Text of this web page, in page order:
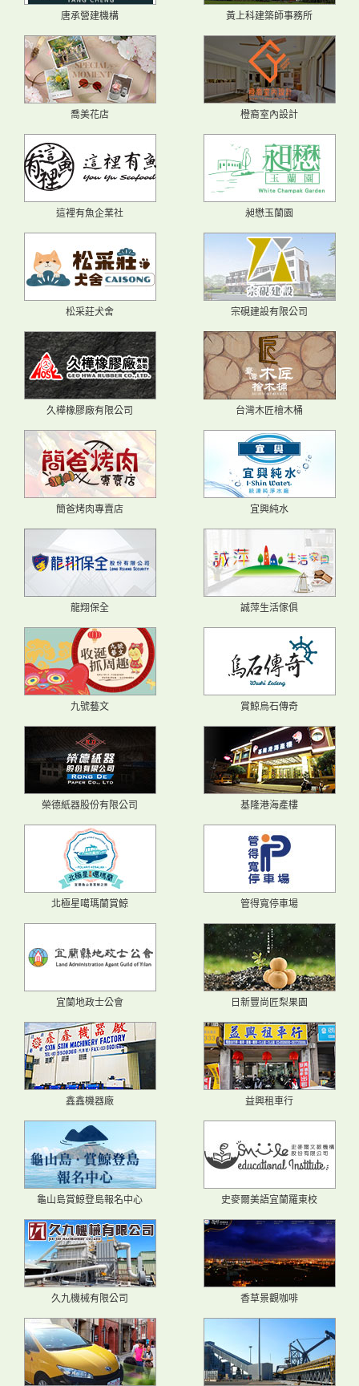
唐承營建機構 黃上科建築師事務所
喬美花店 橙裔室內設計
這裡有魚企業社 昶懋玉蘭園
松采莊犬舍 宗硯建設有限公司
久樺橡膠廠有限公司 台灣木匠檜木桶
簡爸烤肉專賣店 宜興純水
龍翔保全 誠萍生活傢俱
九號藝文 賞鯨烏石傳奇
榮德紙器股份有限公司 基隆港海產樓
北極星噶瑪蘭賞鯨 管得寬停車場
宜蘭地政士公會 日新豐尚匠梨果園
鑫鑫機器廠 益興租車行
龜山島賞鯨登島報名中心 史麥爾美語宜蘭羅東校
久九機械有限公司 香草景觀咖啡